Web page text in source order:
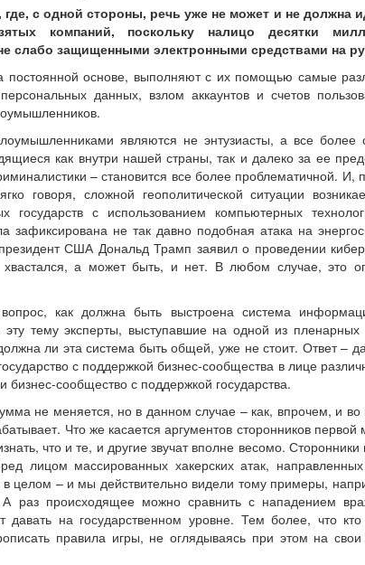
с одной стороны, речь уже не может и не должна
компаний, поскольку налицо десятки
слабо защищенными электронными средствами на
постоянной основе, выполняют с их помощью самые
данных, взлом аккаунтов и счетов
являются не энтузиасты, а все более
как внутри нашей страны, так и далеко за ее
– становится все более проблематичной. И,
говоря, сложной геополитической ситуации
государств с использованием компьютерных
не так давно подобная атака на
США Дональд Трамп заявил о проведении
а может быть, и нет. В любом случае, это
как должна быть выстроена система
тему эксперты, выступавшие на одной из пленарных
ли эта система быть общей, уже не стоит. Ответ –
с поддержкой бизнес-сообщества в лице
бизнес-сообщество с поддержкой государства.
не меняется, но в данном случае – как, впрочем, и во
Что же касается аргументов сторонников первой
что и те, и другие звучат вполне весомо. Сторонники
лицом массированных хакерских атак,
целом – и мы действительно видели тому примеры,
раз происходящее можно сравнить с нападением
давать на государственном уровне. Тем более, что
правила игры, не оглядываясь при этом на свои